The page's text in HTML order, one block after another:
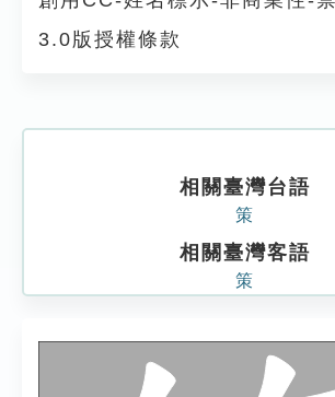
3.0版授權條款
相關臺灣台語
策
相關臺灣客語
策